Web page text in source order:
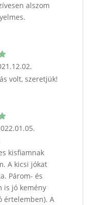
alszom
volt, szeretjük!
kisfiamnak
A kicsi jókat
Párom- és
is jó kemény
értelemben). A